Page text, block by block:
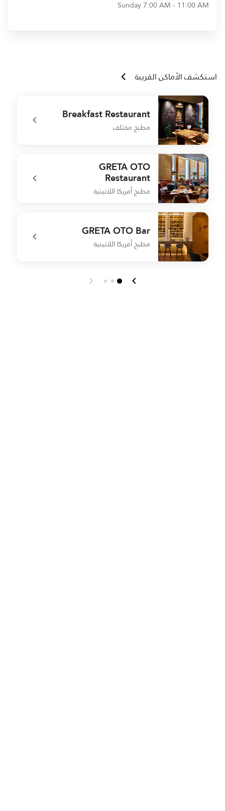
Sunday7:00 AM - 11:00 AM
استكشف الأماكن القريبة
Breakfast Restaurant
مطبخ مختلف
undefined Breakfast Restaurant
GRETA OTO
Restaurant
مطبخ أمريكا اللاتينية
undefined GRETA OTO Restaurant
GRETA OTO Bar
مطبخ أمريكا اللاتينية
undefined GRETA OTO Bar